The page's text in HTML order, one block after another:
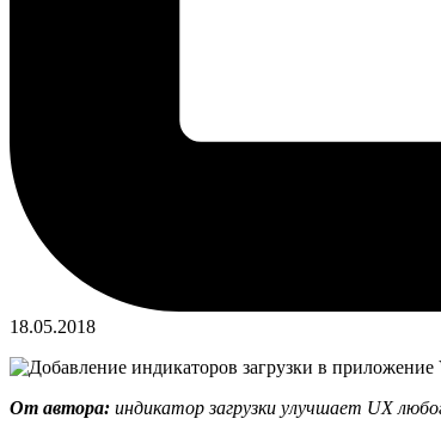
18.05.2018
От автора: индикатор загрузки улучшает UX